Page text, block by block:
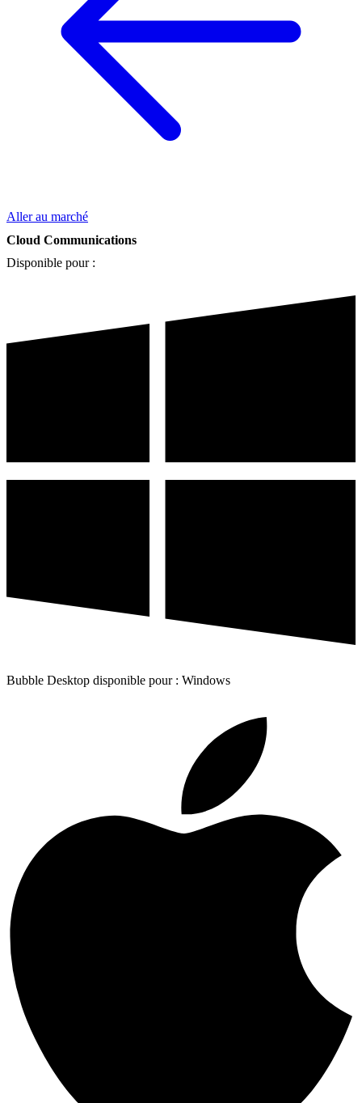
Aller au marché
Cloud Communications
Disponible pour :
Bubble Desktop disponible pour : Windows